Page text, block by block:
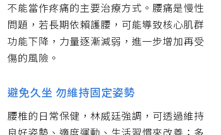
不能當作疼痛的主要治療方式。腰痛是慢性
問題，若長期依賴護腰，可能導致核心肌群
功能下降，力量逐漸減弱，進一步增加再受
傷的風險。
避免久坐 勿維持固定姿勢
腰椎的日常保健，林威廷強調，可透過維持